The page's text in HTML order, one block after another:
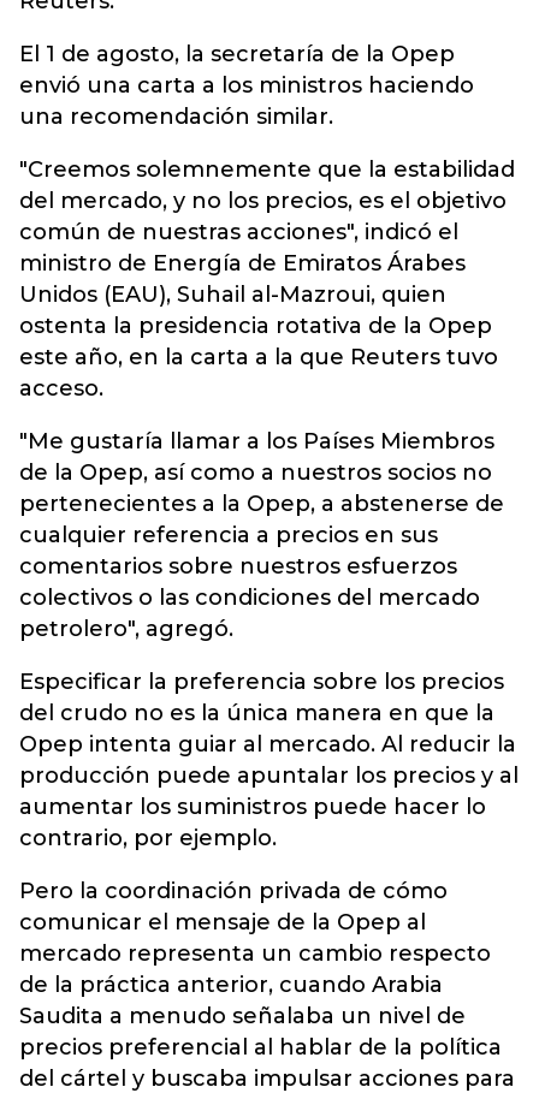
El 1 de agosto, la secretaría de la Opep
envió una carta a los ministros haciendo
una recomendación similar.
"Creemos solemnemente que la estabilidad
del mercado, y no los precios, es el objetivo
común de nuestras acciones", indicó el
ministro de Energía de Emiratos Árabes
Unidos (EAU), Suhail al-Mazroui, quien
ostenta la presidencia rotativa de la Opep
este año, en la carta a la que Reuters tuvo
acceso.
"Me gustaría llamar a los Países Miembros
de la Opep, así como a nuestros socios no
pertenecientes a la Opep, a abstenerse de
cualquier referencia a precios en sus
comentarios sobre nuestros esfuerzos
colectivos o las condiciones del mercado
petrolero", agregó.
Especificar la preferencia sobre los precios
del crudo no es la única manera en que la
Opep intenta guiar al mercado. Al reducir la
producción puede apuntalar los precios y al
aumentar los suministros puede hacer lo
contrario, por ejemplo.
Pero la coordinación privada de cómo
comunicar el mensaje de la Opep al
mercado representa un cambio respecto
de la práctica anterior, cuando Arabia
Saudita a menudo señalaba un nivel de
precios preferencial al hablar de la política
del cártel y buscaba impulsar acciones para